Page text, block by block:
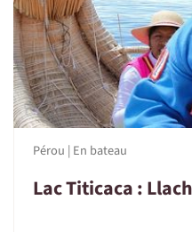
Pérou | En bateau
Lac Titicaca :